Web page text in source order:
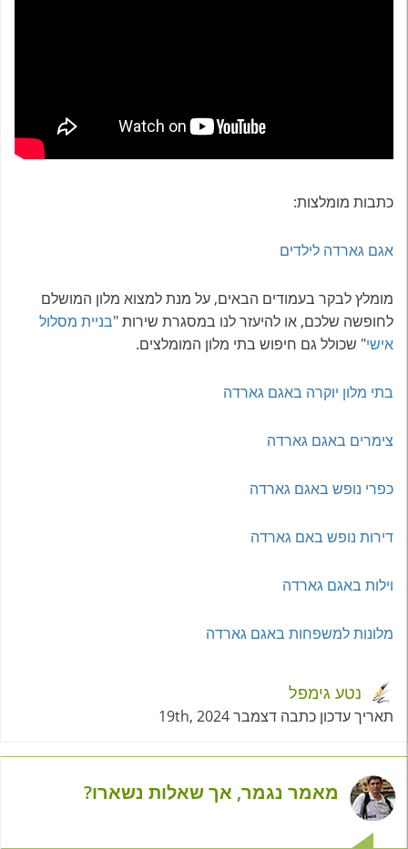
כתבות מומלצות:
אגם גארדה לילדים
מומלץ לבקר בעמודים הבאים, על מנת למצוא מלון המושלם
לחופשה שלכם, או להיעזר לנו במסגרת שירות "בניית מסלול
אישי" שכולל גם חיפוש בתי מלון המומלצים.
בתי מלון יוקרה באגם גארדה
צימרים באגם גארדה
כפרי נופש באגם גארדה
דירות נופש באם גארדה
וילות באגם גארדה
מלונות למשפחות באגם גארדה
נטע גימפל
תאריך עדכון כתבה דצמבר 19th, 2024
מאמר נגמר, אך שאלות נשארו?